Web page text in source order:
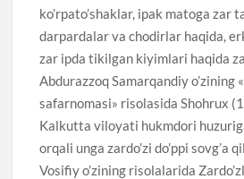
ko’rpato’shaklar, ipak matoga zar
darpardalar va chodirlar haqida,
zar ipda tikilgan kiyimlari haqida
Abdurazzoq Samarqandiy o’zining
safarnomasi» risolasida Shohrux
Kalkutta viloyati hukmdori
orqali unga zardo’zi do’ppi sovg’a
Vosifiy o’zining risolalarida